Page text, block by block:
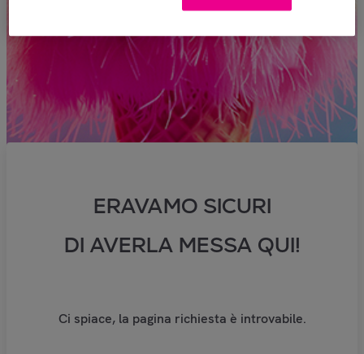
ERAVAMO SICURI
DI AVERLA MESSA QUI!
Ci spiace, la pagina richiesta è introvabile.